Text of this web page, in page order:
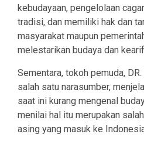
kebudayaan, pengelolaan
tradisi, dan memiliki hak dan
masyarakat maupun
melestarikan budaya dan
Sementara, tokoh pemuda,
salah satu narasumber,
saat ini kurang mengenal
menilai hal itu merupakan
asing yang masuk ke